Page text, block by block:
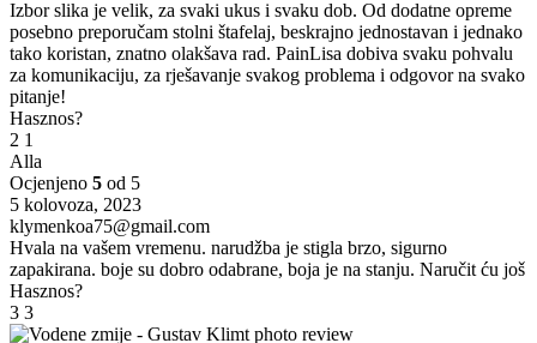
Izbor slika je velik, za svaki ukus i svaku dob. Od dodatne opreme
posebno preporučam stolni štafelaj, beskrajno jednostavan i jednako
tako koristan, znatno olakšava rad. PainLisa dobiva svaku pohvalu
za komunikaciju, za rješavanje svakog problema i odgovor na svako
pitanje!
Hasznos?
2 1
Alla
Ocjenjeno 5 od 5
5 kolovoza, 2023
klymenkoa75@gmail.com
Hvala na vašem vremenu. narudžba je stigla brzo, sigurno
zapakirana. boje su dobro odabrane, boja je na stanju. Naručit ću još
Hasznos?
3 3